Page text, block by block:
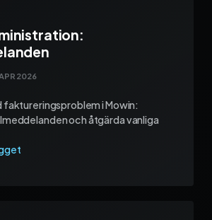
2026
faktureringsproblem i Mowin:
och åtgärda vanliga